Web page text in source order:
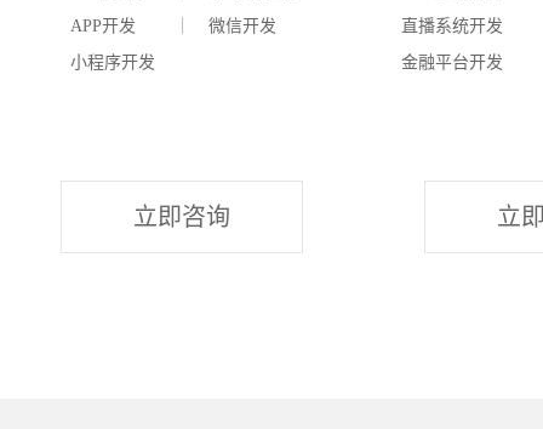
APP开发 微信开发
小程序开发
立即咨询
直播系统开发
金融平台开发
立